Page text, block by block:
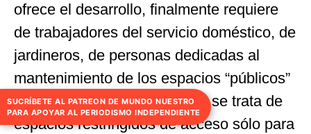
ofrece el desarrollo, finalmente requiere
de trabajadores del servicio doméstico, de
jardineros, de personas dedicadas al
mantenimiento de los espacios “públicos”
(perdón por las comillas pero se trata de
espacios restringidos de acceso sólo para
SUCRÍBETE AL PATREON DE MUNDO NUESTRO
PARA APOYAR AL PERIODISMO INDEPENDIENTE